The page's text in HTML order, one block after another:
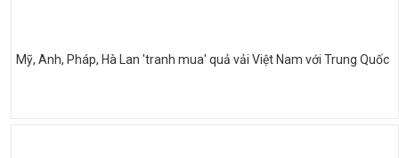
Mỹ, Anh, Pháp, Hà Lan 'tranh mua' quả vải Việt Nam với Trung Quốc